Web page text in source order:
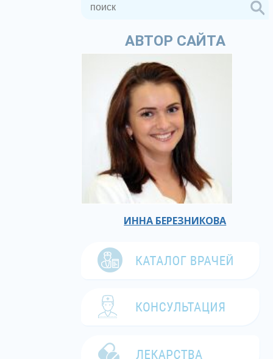
АВТОР САЙТА
ИННА БЕРЕЗНИКОВА